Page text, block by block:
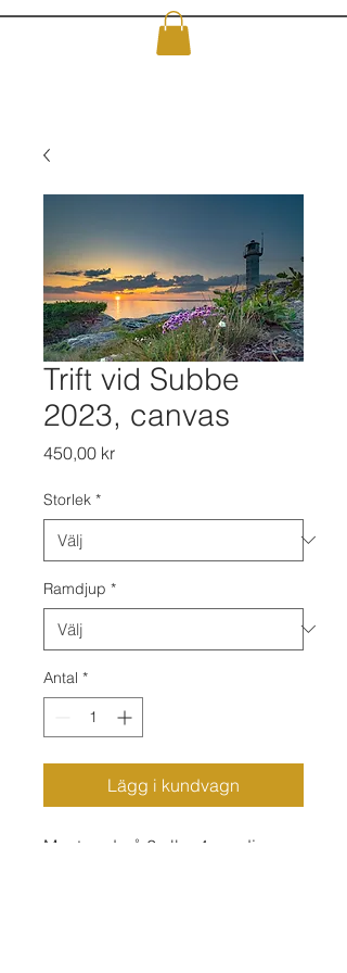
Trift vid Subbe
2023, canvas
450,00 krPris
Storlek *
Ramdjup *
Antal *
Lägg i kundvagn
Monterad på 2 eller 4 cm djup